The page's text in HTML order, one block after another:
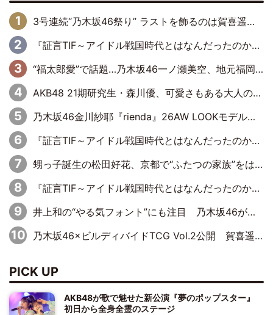
3号連続“乃木坂46祭り” ラストを飾るのは賀喜遥香…5年ぶりの登場に「5年分大人になった私を見ていただけたら」
『証言TIF～アイドル戦国時代とはなんだったのか～』第6回：でんぱ組.inc・古川未鈴×相沢梨紗「『ハロプロやりたかったな』って言ったら、夢眠ねむさんに『てめえはでんぱ組．incなんだよ！』って肩パンされて(笑)」
“福太郎愛”で話題…乃木坂46一ノ瀬美空、地元福岡『めんべい25周年トップサポーター』に就任
AKB48 21期研究生・森川優、可愛さもある大人の女性に
乃木坂46金川紗耶『rienda』26AW LOOKモデルに就任
『証言TIF～アイドル戦国時代とはなんだったのか～』第11回：私立恵比寿中学・真山りか×安本彩花「TIFで10年ぶりのキョンシーメイクをしたら、場を完全に引かせてしまって。時代が変わったんだなって」
甥っ子誕生の松田好花、京都で“ふたつの家族”をはしご！ “母”黒谷友香に見送られ、“父”松岡昌宏とはハシゴ酒
『証言TIF～アイドル戦国時代とはなんだったのか～』第10回：さくら学院・武藤彩未×飯田らうら「正直、中3で辞めるというのを信じてなくて。そう言われてはいたけど、嘘でしょって」
井上和の“やる気フォント”にも注目 乃木坂46が挑んだ書道パフォーマンスの舞台裏
乃木坂46×ビルディバイドTCG Vol.2公開 賀喜遥香＆田村真佑が『京まふ』ステージに登壇
PICK UP
AKB48が歌で魅せた新公演『夢のポップスター』
初日から全身全霊のステージ